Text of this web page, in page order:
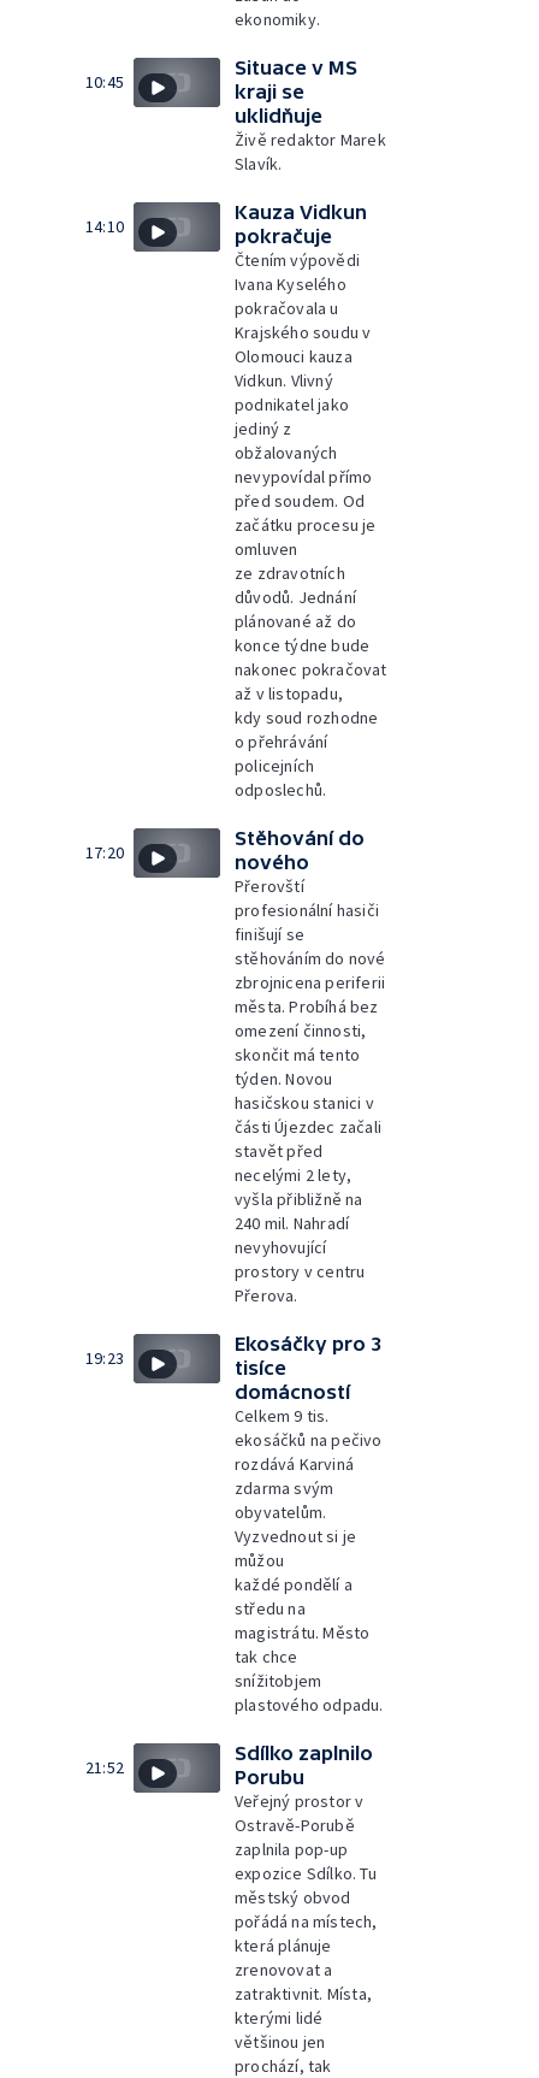
ekonomiky.
10:45
Situace v MS
kraji se
uklidňuje
Živě redaktor Marek
Slavík.
14:10
Kauza Vidkun
pokračuje
Čtením výpovědi
Ivana Kyselého
pokračovala u
Krajského soudu v
Olomouci kauza
Vidkun. Vlivný
podnikatel jako
jediný z
obžalovaných
nevypovídal přímo
před soudem. Od
začátku procesu je
omluven
ze zdravotních
důvodů. Jednání
plánované až do
konce týdne bude
nakonec pokračovat
až v listopadu,
kdy soud rozhodne
o přehrávání
policejních
odposlechů.
17:20
Stěhování do
nového
Přerovští
profesionální hasiči
finišují se
stěhováním do nové
zbrojnicena periferii
města. Probíhá bez
omezení činnosti,
skončit má tento
týden. Novou
hasičskou stanici v
části Újezdec začali
stavět před
necelými 2 lety,
vyšla přibližně na
240 mil. Nahradí
nevyhovující
prostory v centru
Přerova.
19:23
Ekosáčky pro 3
tisíce
domácností
Celkem 9 tis.
ekosáčků na pečivo
rozdává Karviná
zdarma svým
obyvatelům.
Vyzvednout si je
můžou
každé pondělí a
středu na
magistrátu. Město
tak chce
snížitobjem
plastového odpadu.
21:52
Sdílko zaplnilo
Porubu
Veřejný prostor v
Ostravě-Porubě
zaplnila pop-up
expozice Sdílko. Tu
městský obvod
pořádá na místech,
která plánuje
zrenovovat a
zatraktivnit. Místa,
kterými lidé
většinou jen
prochází, tak